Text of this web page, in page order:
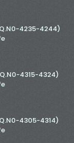
4235-4244)
4315-4324)
4305-4314)